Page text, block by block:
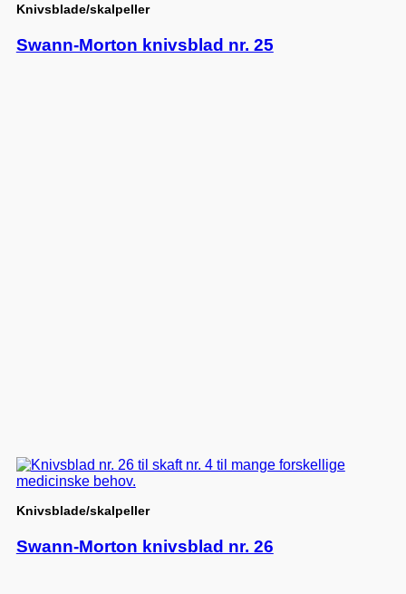
Knivsblade/skalpeller
Swann-Morton knivsblad nr. 25
Knivsblade/skalpeller
Swann-Morton knivsblad nr. 26